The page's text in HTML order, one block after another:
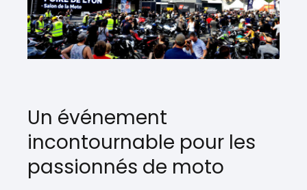
Un événement
incontournable pour les
passionnés de moto